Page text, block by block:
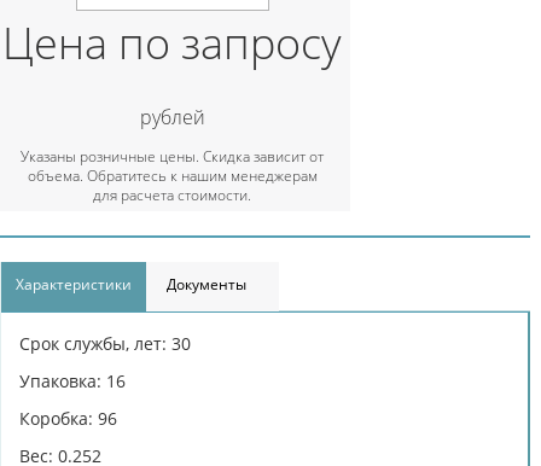
Цена по запросу
рублей
Указаны розничные цены. Скидка зависит от
объема. Обратитесь к нашим менеджерам
для расчета стоимости.
Характеристики Документы
Срок службы, лет: 30
Упаковка: 16
Коробка: 96
Вес: 0.252